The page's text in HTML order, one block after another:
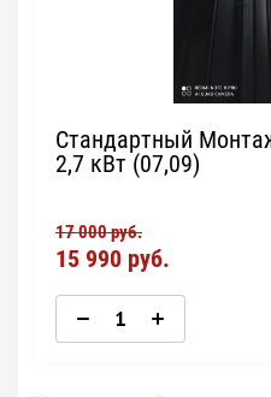
Стандартный
2,7 кВт (07,09)
17 000руб.
15 990 руб.